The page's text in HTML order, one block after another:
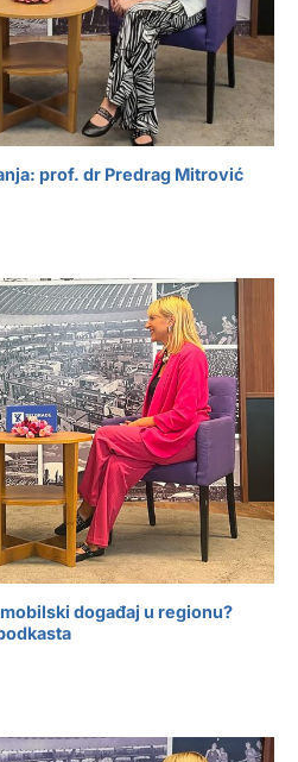
prof. dr Predrag Mitrović
događaj u regionu?